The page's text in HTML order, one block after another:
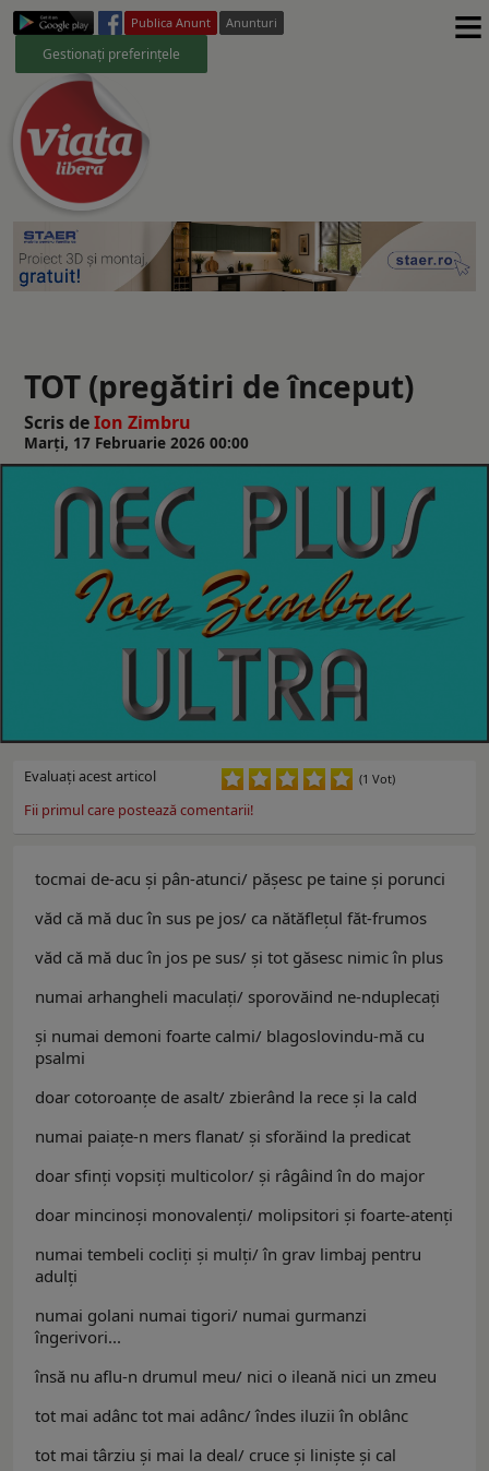
Publica Anunt Anunturi
Gestionați preferințele ≡
TOT (pregătiri de început)
Scris deIon Zimbru
Marți, 17 Februarie 2026 00:00
Evaluaţi acest articol (1 Vot)
Fii primul care postează comentarii!
tocmai de-acu şi pân-atunci/ păşesc pe taine şi porunci
văd că mă duc în sus pe jos/ ca nătăfleţul făt-frumos
văd că mă duc în jos pe sus/ şi tot găsesc nimic în plus
numai arhangheli maculaţi/ sporovăind ne-nduplecaţi
şi numai demoni foarte calmi/ blagoslovindu-mă cu
psalmi
doar cotoroanţe de asalt/ zbierând la rece şi la cald
numai paiaţe-n mers flanat/ şi sforăind la predicat
doar sfinţi vopsiţi multicolor/ şi râgâind în do major
doar mincinoşi monovalenţi/ molipsitori şi foarte-atenţi
numai tembeli cocliţi şi mulţi/ în grav limbaj pentru
adulţi
numai golani numai tigori/ numai gurmanzi
îngerivori...
însă nu aflu-n drumul meu/ nici o ileană nici un zmeu
tot mai adânc tot mai adânc/ îndes iluzii în oblânc
tot mai târziu şi mai la deal/ cruce şi linişte şi cal